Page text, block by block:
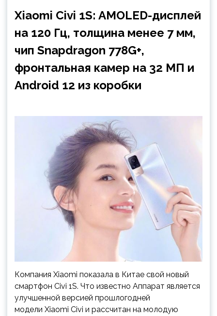
Xiaomi Civi 1S: AMOLED-дисплей
на 120 Гц, толщина менее 7 мм,
чип Snapdragon 778G+,
фронтальная камер на 32 МП и
Android 12 из коробки
Компания Xiaomi показала в Китае свой новый
смартфон Civi 1S. Что известно Аппарат является
улучшенной версией прошлогодней
модели Xiaomi Civi и рассчитан на молодую